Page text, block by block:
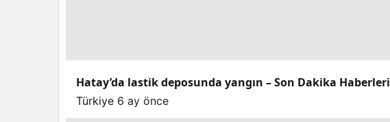
Hatay’da lastik deposunda yangın – Son Dakika Haberleri
Türkiye 6 ay önce